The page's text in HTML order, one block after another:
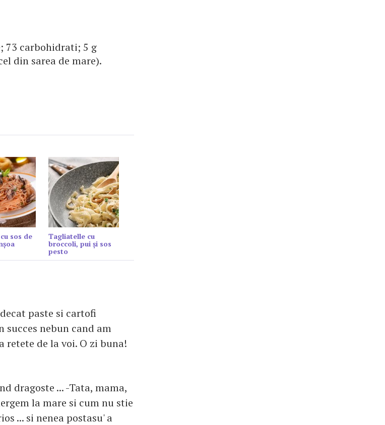
73 carbohidrati; 5 g
din sarea de mare).
sos de Tagliatelle cu
broccoli, pui și sos
pesto
paste si cartofi
nebun cand am
retete de la voi. O zi buna!
dragoste ... -Tata, mama,
la mare si cum nu stie
... si nenea postasu' a